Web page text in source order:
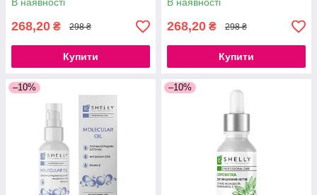
268,20 ₴ 298 ₴
Купити
268,20 ₴ 298 ₴
Купити
–10% –10%